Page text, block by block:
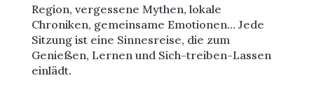
Region, vergessene Mythen, lokale
Chroniken, gemeinsame Emotionen… Jede
Sitzung ist eine Sinnesreise, die zum
Genießen, Lernen und Sich-treiben-Lassen
einlädt.